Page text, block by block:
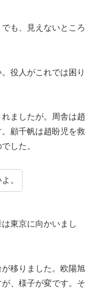
も、見えないところ
役人がこれでは困り
ましたが。周舎は趙
顧千帆は趙盼児を救
した。
。
東京に向かいまし
移りました。欧陽旭
、様子が変です。そ